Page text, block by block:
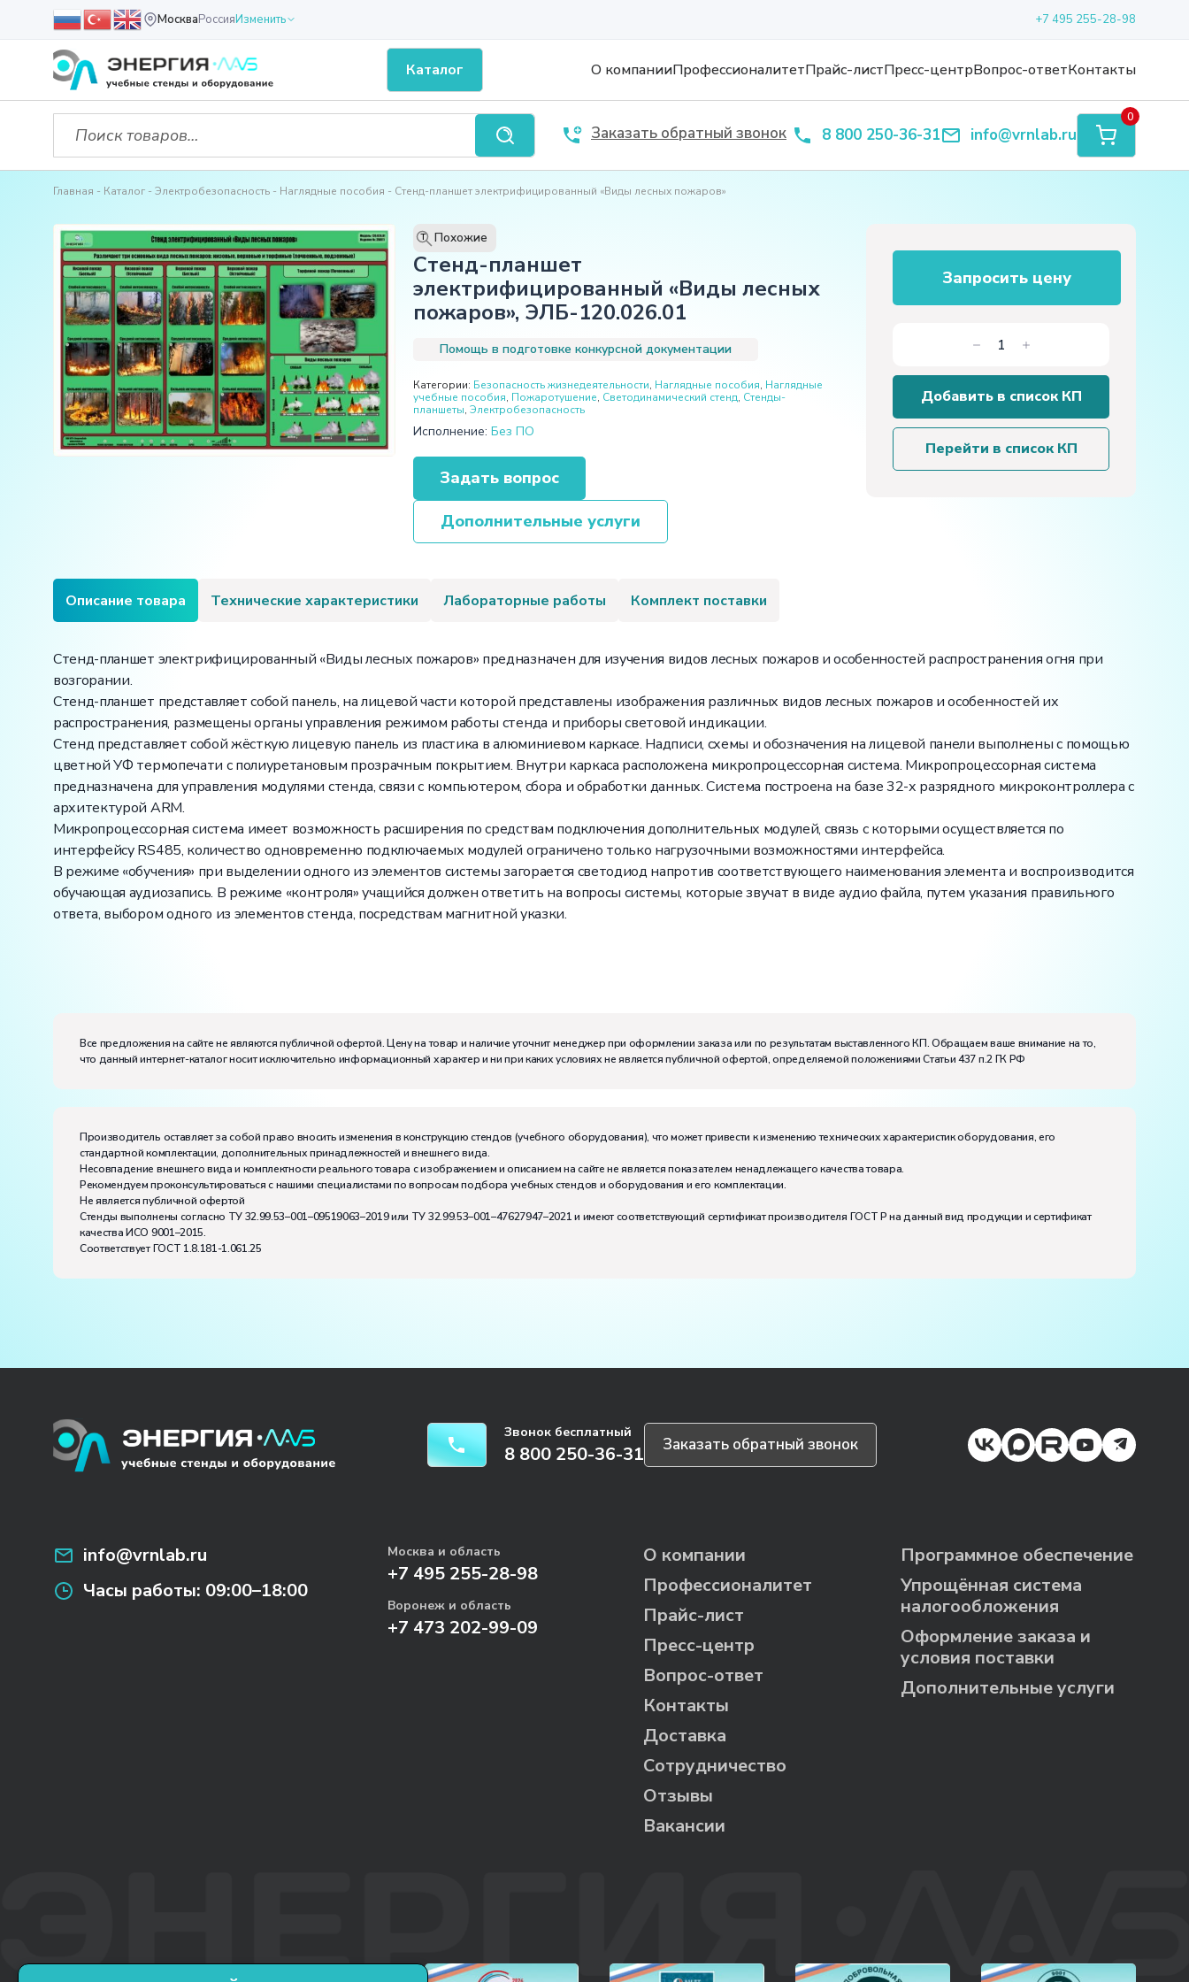
МоскваРоссияИзменить +7 495 255-28-98
Каталог О компанииПрофессионалитетПрайс-листПресс-центрВопрос-ответКонтакты
Заказать обратный звонок 8 800 250-36-31 info@vrnlab.ru
0
Главная Каталог Электробезопасность Наглядные пособия Стенд-планшет электрифицированный «Виды лесных пожаров»
T Похожие
Стенд-планшет
электрифицированный «Виды лесных
пожаров», ЭЛБ-120.026.01
Помощь в подготовке конкурсной документации
Категории: Безопасность жизнедеятельности, Наглядные пособия, Наглядные
учебные пособия, Пожаротушение, Светодинамический стенд, Стенды-
планшеты, Электробезопасность
Исполнение: Без ПО
Задать вопрос
Дополнительные услуги
Запросить цену
Количество
товара
Стенд-
электрифицированный
«Виды
Добавить в список КП
Перейти в список КП
Описание товара Технические характеристики Лабораторные работы Комплект поставки
Стенд-планшет электрифицированный «Виды лесных пожаров» предназначен для изучения видов лесных пожаров и особенностей распространения огня при
возгорании.
Стенд-планшет представляет собой панель, на лицевой части которой представлены изображения различных видов лесных пожаров и особенностей их
распространения, размещены органы управления режимом работы стенда и приборы световой индикации.
Стенд представляет собой жёсткую лицевую панель из пластика в алюминиевом каркасе. Надписи, схемы и обозначения на лицевой панели выполнены с помощью
цветной УФ термопечати с полиуретановым прозрачным покрытием. Внутри каркаса расположена микропроцессорная система. Микропроцессорная система
предназначена для управления модулями стенда, связи с компьютером, сбора и обработки данных. Система построена на базе 32-х разрядного микроконтроллера с
архитектурой ARM.
Микропроцессорная система имеет возможность расширения по средствам подключения дополнительных модулей, связь с которыми осуществляется по
интерфейсу RS485, количество одновременно подключаемых модулей ограничено только нагрузочными возможностями интерфейса.
В режиме «обучения» при выделении одного из элементов системы загорается светодиод напротив соответствующего наименования элемента и воспроизводится
обучающая аудиозапись. В режиме «контроля» учащийся должен ответить на вопросы системы, которые звучат в виде аудио файла, путем указания правильного
ответа, выбором одного из элементов стенда, посредствам магнитной указки.
Потребляемая мощность, В·А:
100
Электропитание:
Диапазон рабочих температур, ˚С:
Влажность, %:до 80
Все предложения на сайте не являются публичной офертой. Цену на товар и наличие уточнит менеджер при оформлении заказа или по результатам выставленного КП. Обращаем ваше внимание на то,
что данный интернет-каталог носит исключительно информационный характер и ни при каких условиях не является публичной офертой, определяемой положениями Статьи 437 п.2 ГК РФ
Производитель оставляет за собой право вносить изменения в конструкцию стендов (учебного оборудования), что может привести к изменению технических характеристик оборудования, его
стандартной комплектации, дополнительных принадлежностей и внешнего вида.
Несовпадение внешнего вида и комплектности реального товара с изображением и описанием на сайте не является показателем ненадлежащего качества товара.
Рекомендуем проконсультироваться с нашими специалистами по вопросам подбора учебных стендов и оборудования и его комплектации.
Не является публичной офертой
Стенды выполнены согласно ТУ 32.99.53–001–09519063–2019 или ТУ 32.99.53–001–47627947–2021 и имеют соответствующий сертификат производителя ГОСТ Р на данный вид продукции и сертификат
качества ИСО 9001–2015.
Соответствует ГОСТ 1.8.181-1.061.25
Звонок бесплатный
8 800 250-36-31 Заказать обратный звонок
info@vrnlab.ru
Часы работы: 09:00–18:00
Москва и область
+7 495 255-28-98
Воронеж и область
+7 473 202-99-09
О компании
Профессионалитет
Прайс-лист
Пресс-центр
Вопрос-ответ
Контакты
Доставка
Сотрудничество
Отзывы
Вакансии
Программное обеспечение
Упрощённая система
налогообложения
Оформление заказа и
условия поставки
Дополнительные услуги